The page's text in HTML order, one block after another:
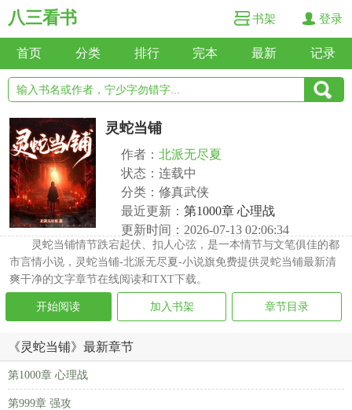
八三看书 书架 登录
首页 分类 排行 完本 最新 记录
灵蛇当铺
作者： 北派无尽夏
状态：连载中
分类：修真武侠
最近更新： 第1000章 心理战
更新时间：2026-07-13 02:06:34
灵蛇当铺情节跌宕起伏、扣人心弦，是一本情节与文笔俱佳的都
市言情小说，灵蛇当铺-北派无尽夏-小说旗免费提供灵蛇当铺最新清
爽干净的文字章节在线阅读和TXT下载。
开始阅读 加入书架 章节目录
《灵蛇当铺》最新章节
第1000章 心理战
第999章 强攻